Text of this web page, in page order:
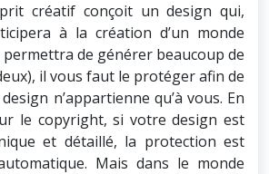
créatif conçoit un design qui,
à la création d’un monde
de générer beaucoup de
il vous faut le protéger afin de
n’appartienne qu’à vous. En
le copyright, si votre design est
et détaillé, la protection est
Mais dans le monde